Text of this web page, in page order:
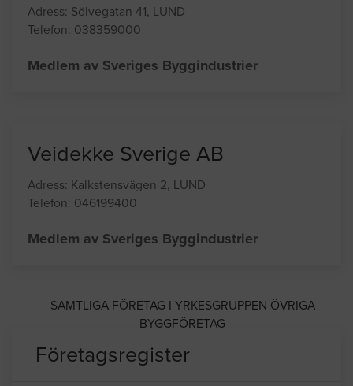
Adress: Sölvegatan 41, LUND
Telefon: 038359000
Medlem av Sveriges Byggindustrier
Veidekke Sverige AB
Adress: Kalkstensvägen 2, LUND
Telefon: 046199400
Medlem av Sveriges Byggindustrier
SAMTLIGA FÖRETAG I YRKESGRUPPEN ÖVRIGA
BYGGFÖRETAG
Företagsregister